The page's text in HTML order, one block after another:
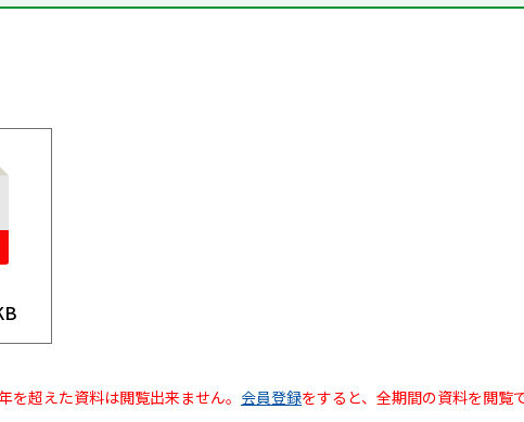
を超えた資料は閲覧出来ません。 会員登録をすると、全期間の資料を閲覧